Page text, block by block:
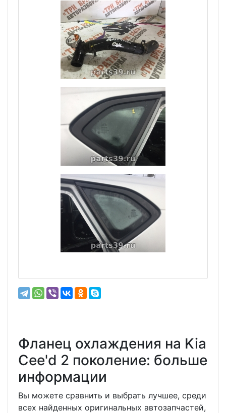
Фланец охлаждения на Kia
Cee'd 2 поколение: больше
информации
Вы можете сравнить и выбрать лучшее, среди
всех найденных оригинальных автозапчастей,